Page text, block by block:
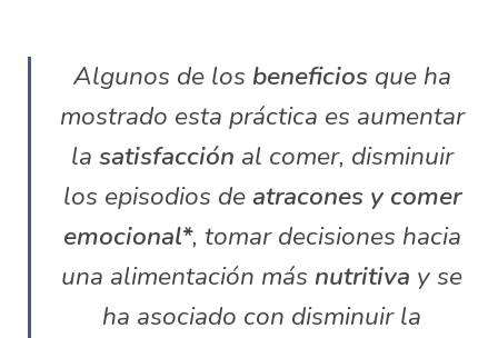
Algunos de los beneficios que ha
mostrado esta práctica es aumentar
la satisfacción al comer, disminuir
los episodios deatracones y comer
emocional*, tomar decisiones hacia
una alimentación más nutritiva y se
ha asociado con disminuir la